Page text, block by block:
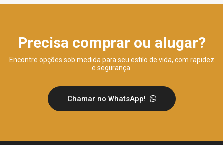
Precisa comprar ou alugar?
Encontre opções sob medida para seu estilo de vida, com rapidez
e segurança.
Chamar no WhatsApp!